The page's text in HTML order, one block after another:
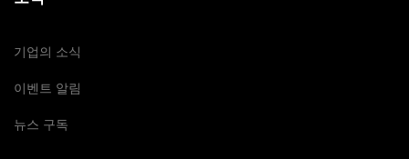
기업의 소식
이벤트 알림
뉴스 구독